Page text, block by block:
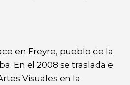
en Freyre, pueblo de la
En el 2008 se traslada e
Visuales en la